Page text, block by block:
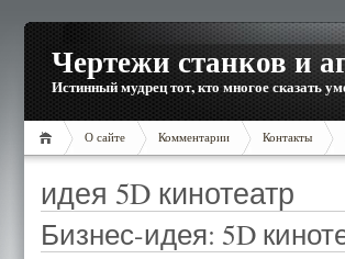
Чертежи станков и
Истинный мудрец тот, кто многое сказать
О сайте Комментарии Контакты
идея 5D кинотеатр
Бизнес-идея: 5D